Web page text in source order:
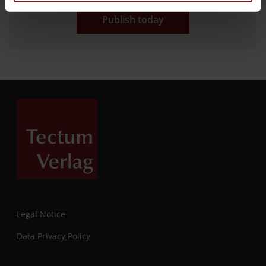
Publish today
Legal Notice
Data Privacy Policy